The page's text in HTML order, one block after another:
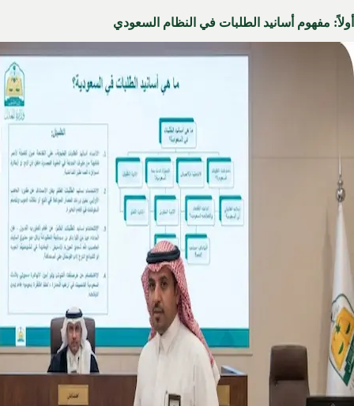
أولاً: مفهوم أسانيد الطلبات في النظام السعودي